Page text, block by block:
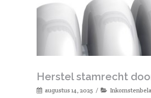
Herstel stamrecht
augustus 14, 2025